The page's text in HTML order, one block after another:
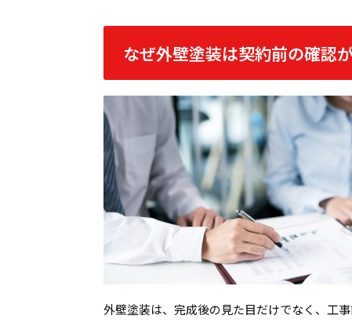
なぜ外壁塗装は契約前の確認
外壁塗装は、完成後の見た目だけでなく、工